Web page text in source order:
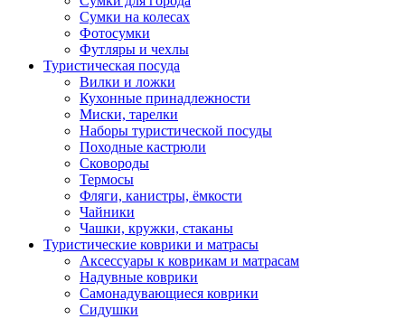
Сумки на колесах
Фотосумки
Футляры и чехлы
Туристическая посуда
Вилки и ложки
Кухонные принадлежности
Миски, тарелки
Наборы туристической посуды
Походные кастрюли
Сковороды
Термосы
Фляги, канистры, ёмкости
Чайники
Чашки, кружки, стаканы
Туристические коврики и матрасы
Аксессуары к коврикам и матрасам
Надувные коврики
Самонадувающиеся коврики
Сидушки